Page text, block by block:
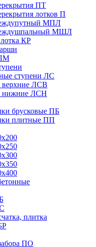
ПТ
лотков П
МПЛ
МШЛ
КР
ступени ЛС
верхние ЛСВ
нижние ЛСН
брусковые ПБ
плитные ПП
плитка
ПО